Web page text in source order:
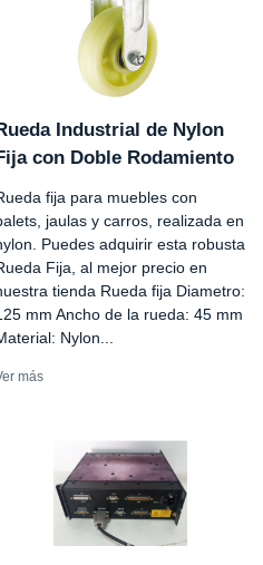
Industrial de Nylon
con Doble Rodamiento
fija para muebles con
jaulas y carros, realizada en
Puedes adquirir esta robusta
Fija, al mejor precio en
tienda Rueda fija Diametro:
mm Ancho de la rueda: 45 mm
Nylon...
más